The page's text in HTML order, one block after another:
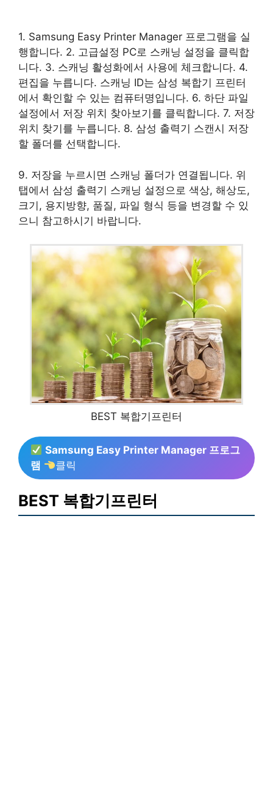
1. Samsung Easy Printer Manager 프로그램을 실
행합니다. 2. 고급설정 PC로 스캐닝 설정을 클릭합
니다. 3. 스캐닝 활성화에서 사용에 체크합니다. 4.
편집을 누릅니다. 스캐닝 ID는 삼성 복합기 프린터
에서 확인할 수 있는 컴퓨터명입니다. 6. 하단 파일
설정에서 저장 위치 찾아보기를 클릭합니다. 7. 저장
위치 찾기를 누릅니다. 8. 삼성 출력기 스캔시 저장
할 폴더를 선택합니다.
9. 저장을 누르시면 스캐닝 폴더가 연결됩니다. 위
탭에서 삼성 출력기 스캐닝 설정으로 색상, 해상도,
크기, 용지방향, 품질, 파일 형식 등을 변경할 수 있
으니 참고하시기 바랍니다.
BEST 복합기프린터
Samsung Easy Printer Manager 프로그
램
클릭
BEST 복합기프린터